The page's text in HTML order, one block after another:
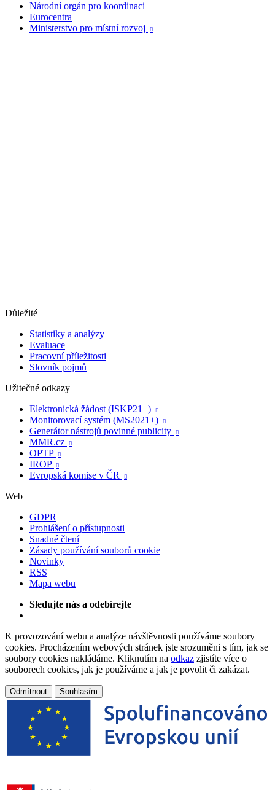
Národní orgán pro koordinaci
Eurocentra
Ministerstvo pro místní rozvoj

Důležité
Statistiky a analýzy
Evaluace
Pracovní příležitosti
Slovník pojmů
Užitečné odkazy
Elektronická žádost (ISKP21+)

Monitorovací systém (MS2021+) 
Generátor nástrojů povinné publicity 
MMR.cz 
OPTP 
IROP 
Evropská komise v ČR 
Web
GDPR
Prohlášení o přístupnosti
Snadné čtení
Zásady používání souborů cookie
Novinky
RSS
Mapa webu
Sledujte nás a odebírejte
K provozování webu a analýze návštěvnosti používáme soubory
cookies. Procházením webových stránek jste srozuměni s tím, jak se
soubory cookies nakládáme. Kliknutím na odkaz zjistíte více o
souborech cookies, jak je používáme a jak je povolit či zakázat.
Odmítnout Souhlasím